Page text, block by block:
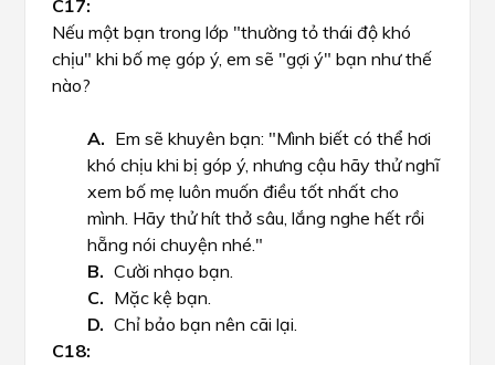
Nếu một bạn trong lớp "thường tỏ thái độ khó
chịu" khi bố mẹ góp ý, em sẽ "gợi ý" bạn như thế
nào?
Em sẽ khuyên bạn: "Mình biết có thể hơi
khó chịu khi bị góp ý, nhưng cậu hãy thử nghĩ
xem bố mẹ luôn muốn điều tốt nhất cho
mình. Hãy thử hít thở sâu, lắng nghe hết rồi
hẵng nói chuyện nhé."
Cười nhạo bạn.
Mặc kệ bạn.
Chỉ bảo bạn nên cãi lại.